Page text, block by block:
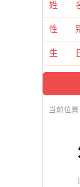
姓
性
生
当前位置